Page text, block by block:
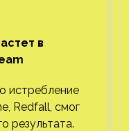
в
истребление
Redfall, смог
результата.